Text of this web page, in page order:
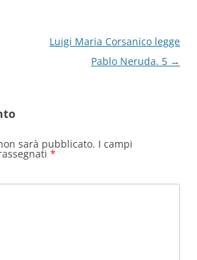
Luigi Maria Corsanico legge
Pablo Neruda. 5 →
sarà pubblicato. I campi
*